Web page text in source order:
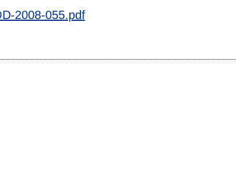
2008-055.pdf